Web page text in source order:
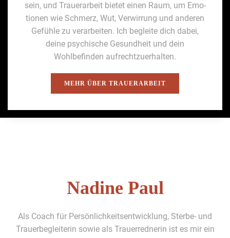
sein, und Trauer­ar­beit bietet einen Raum, um Emo­
tio­nen wie Schmerz, Wut, Ver­wirrung und anderen
Gefüh­le zu ver­ar­beit­en. Ich begleite dich dabei,
deine psy­chis­che Gesund­heit und dein
Wohlbefind­en aufrechtzuer­hal­ten.
MEHR ÜBER TRAUER­AR­BEIT
Nadine Paul
Als Coach für Per­sön­lichkeit­sen­twick­lung, Sterbe- und
Trauer­be­glei­t­erin sowie als Trauerred­ner­in ist es mir ein